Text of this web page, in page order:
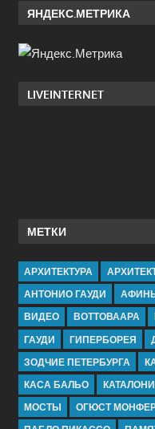
ЯНДЕКС.МЕТРИКА
LIVEINTERNET
МЕТКИ
АРХИТЕКТУРА
АНТОНИО ГАУДИ
ВИДЕО
ВОТТОВААРА
ГАУДИ
ГИПЕРБОРЕЯ
ЗОДЧИЕ ПЕТЕРБУРГА
КАСА БАЛЬО
МОСТЫ
ОГЮСТ